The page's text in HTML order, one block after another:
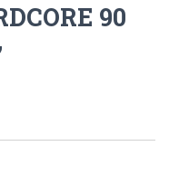
90